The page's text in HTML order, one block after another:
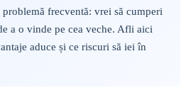
frecventă: vrei să cumperi
a o vinde pe cea veche. Afli aici
aduce și ce riscuri să iei în